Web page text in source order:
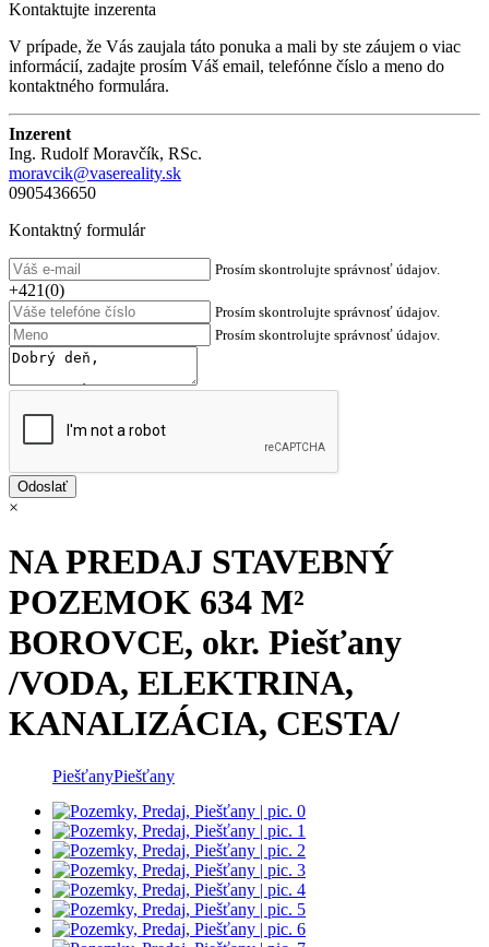
Kontaktujte inzerenta
V prípade, že Vás zaujala táto ponuka a mali by ste záujem o viac
informácií, zadajte prosím Váš email, telefónne číslo a meno do
kontaktného formulára.
Inzerent
Ing. Rudolf Moravčík, RSc.
moravcik@vasereality.sk
0905436650
Kontaktný formulár
Prosím skontrolujte správnosť údajov.
+421(0)
Prosím skontrolujte správnosť údajov.
Prosím skontrolujte správnosť údajov.
×
NA PREDAJ STAVEBNÝ
POZEMOK 634 M²
BOROVCE, okr. Piešťany
/VODA, ELEKTRINA,
KANALIZÁCIA, CESTA/
PiešťanyPiešťany